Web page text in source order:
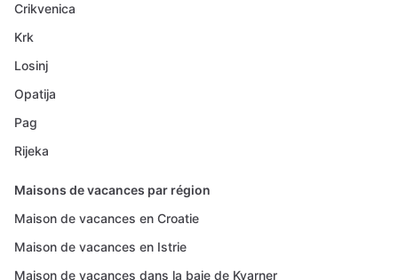
Crikvenica
Krk
Losinj
Opatija
Pag
Rijeka
Maisons de vacances par région
Maison de vacances en Croatie
Maison de vacances en Istrie
Maison de vacances dans la baie de Kvarner